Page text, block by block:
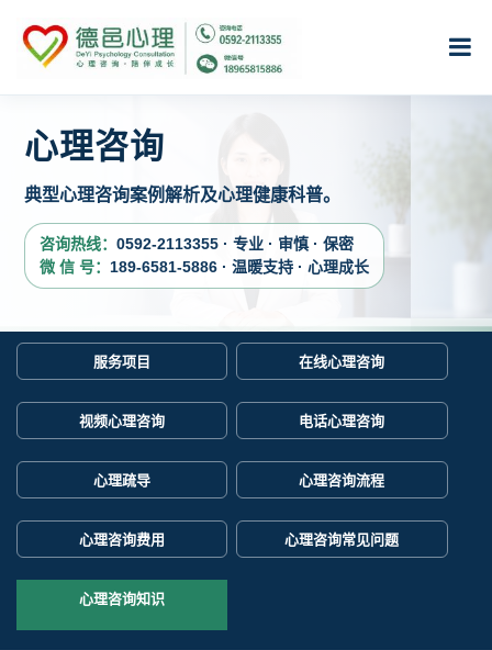
心理咨询
典型心理咨询案例解析及心理健康科普。
咨询热线： 0592-2113355 · 专业 · 审慎 · 保密
微 信 号： 189-6581-5886 · 温暖支持 · 心理成长
服务项目 在线心理咨询
视频心理咨询 电话心理咨询
心理疏导 心理咨询流程
心理咨询费用 心理咨询常见问题
心理咨询知识